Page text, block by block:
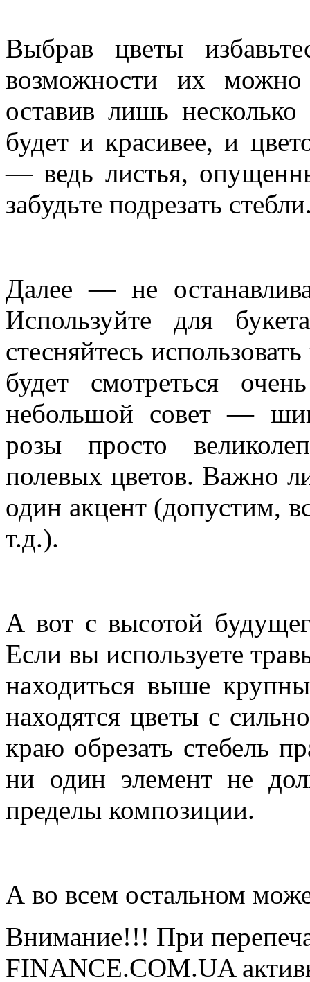
Выбрав цветы
возможности их можно
оставив лишь
будет и красивее, и
— ведь листья,
забудьте подрезать
Далее — не
Используйте для
стесняйтесь
будет смотреться
небольшой совет —
розы просто
полевых цветов. Важно
один акцент (допустим,
т.д.).
А вот с высотой
Если вы используете
находиться выше
находятся цветы с
краю обрезать стебель
ни один элемент не
пределы композиции.
А во всем остальном
Внимание!!! При
FINANCE.COM.UA